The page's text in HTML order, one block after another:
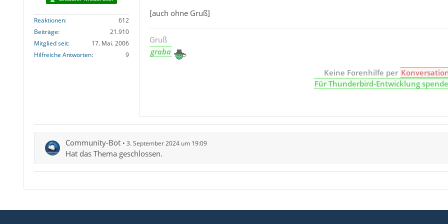
Reaktionen
612
Beiträge
21.910
Mitglied seit
17. Mai. 2006
Hilfreiche Antworten
9
[auch ohne Gruß]
Gruß
graba
Keine Forenhilfe per
Für Thunderbird-Entwicklung
Community-Bot 3. September 2024 um 19:09
Hat das Thema geschlossen.